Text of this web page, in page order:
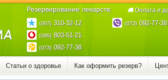
Резервирование лекарств:
(097)310-32-12
(095)803-51-21
(073)092-77-38
(073)092-77-38
Оплата и
Статьи о здоровье Как оформить резерв?